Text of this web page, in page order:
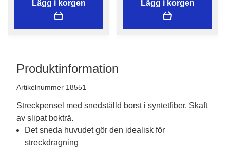
Lägg i korgen Lägg i korgen
Produktinformation
Artikelnummer 18551
Streckpensel med snedställd borst i syntetfiber. Skaft
Det sneda huvudet gör den idealisk för
streckdragning